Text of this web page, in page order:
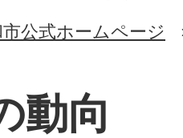
市公式ホームページ
動向